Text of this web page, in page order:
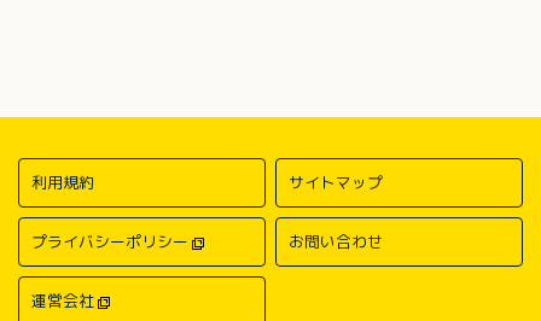
利用規約 サイトマップ
プライバシーポリシー お問い合わせ
運営会社